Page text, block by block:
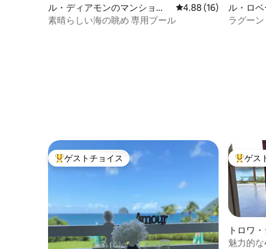
ル・ディアモンのマンショ
ン・アパート
レビュー16件、5つ星
4.88 (16)
素晴らしい海の眺め 専用プール
ル・ロ
アパート
ラグー
大好評のゲストチョイスです。
ゲストチョイス 大好評
ゲス
トロワ
パート
魅力的